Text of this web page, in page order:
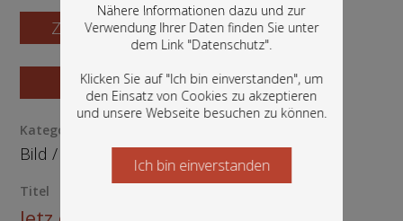
Nähere Informationen dazu und zur
Verwendung Ihrer Daten finden Sie unter
dem Link "Datenschutz".
Klicken Sie auf "Ich bin einverstanden", um
den Einsatz von Cookies zu akzeptieren
und unsere Webseite besuchen zu können.
In diesem Portal finden Sie die digitalen
Bestände der Österreichischen
Nationalbibliothek: Bücher, Fotografien,
Grafiken und vieles mehr.
Ich bin einverstanden
Starten Sie jetzt
Zum Katalogisat
Zur Vorschau
Kategorie / Medientyp
Bild/ Ephemera
Titel